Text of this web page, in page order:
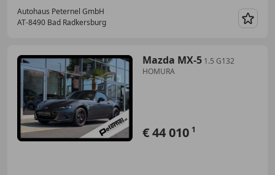
Autohaus Peternel GmbH
AT-8490 Bad Radkersburg
Mazda MX-5 1.5 G132
HOMURA
€ 44 010 1